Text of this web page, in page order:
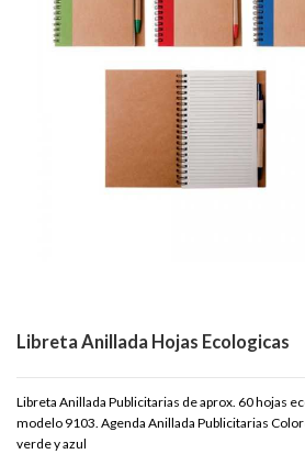
Libreta Anillada Hojas Ecologicas
Libreta Anillada Publicitarias de aprox. 60 hojas
modelo 9103. Agenda Anillada Publicitarias
verde y azul